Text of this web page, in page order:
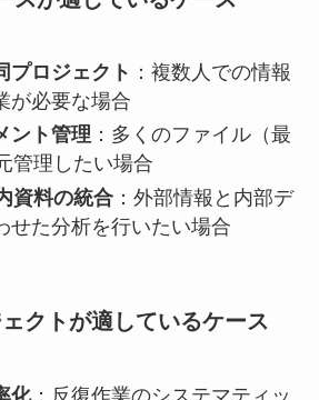
プロジェクト ：複数人での情報
が必要な場合
ント管理 ：多くのファイル（最
管理したい場合
資料の統合：外部情報と内部デ
せた分析を行いたい場合
クトが適しているケース
化：反復作業のシステマティッ